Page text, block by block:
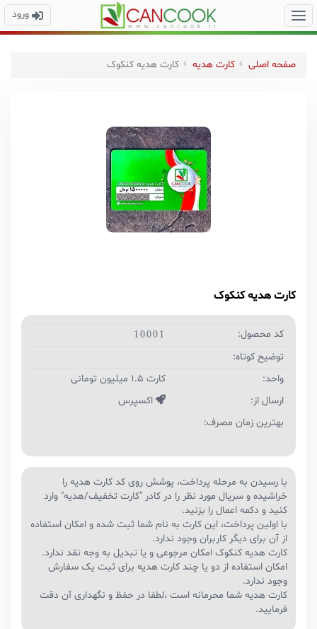
ورود
صفحه اصلی کارت هدیه کارت هدیه کنکوک
کارت هدیه کنکوک
کد محصول: 10001
توضیح کوتاه:
واحد:
کارت 1.5 میلیون تومانی
ارسال از:
اکسپرس
بهترین زمان مصرف:
با رسیدن به مرحله پرداخت، پوشش روی کد کارت هدیه را
خراشیده و سریال مورد نظر را در کادر "کارت تخفیف/هدیه" وارد
کنید و دکمه اعمال را بزنید.
با اولین پرداخت، این کارت به نام شما ثبت شده و امکان استفاده
از آن برای دیگر کاربران وجود ندارد.
کارت هدیه کنکوک امکان مرجوعی و یا تبدیل به وجه نقد ندارد.
امکان استفاده از دو یا چند کارت هدیه برای ثبت یک سفارش
وجود ندارد.
کارت هدیه شما محرمانه است ،لطفا در حفظ و نگهداری آن دقت
فرمایید.